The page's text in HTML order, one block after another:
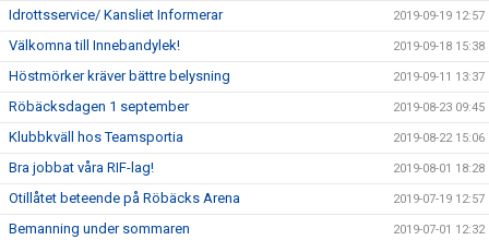
Idrottsservice/ Kansliet Informerar 2019-09-19 12:57
Välkomna till Innebandylek! 2019-09-18 15:38
Höstmörker kräver bättre belysning 2019-09-11 13:37
Röbäcksdagen 1 september 2019-08-23 09:45
Klubbkväll hos Teamsportia 2019-08-22 15:06
Bra jobbat våra RIF-lag! 2019-08-01 18:28
Otillåtet beteende på Röbäcks Arena 2019-07-19 12:57
Bemanning under sommaren 2019-07-01 12:32